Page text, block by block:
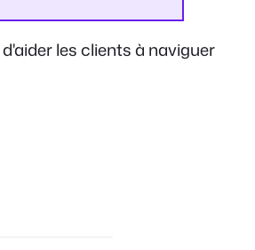
les clients à naviguer